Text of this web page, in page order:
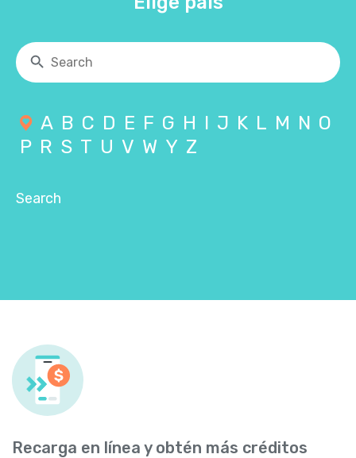
A B C D E F G H I J K L M N O
P R S T U V W Y Z
Search
Recarga en línea y obtén más créditos